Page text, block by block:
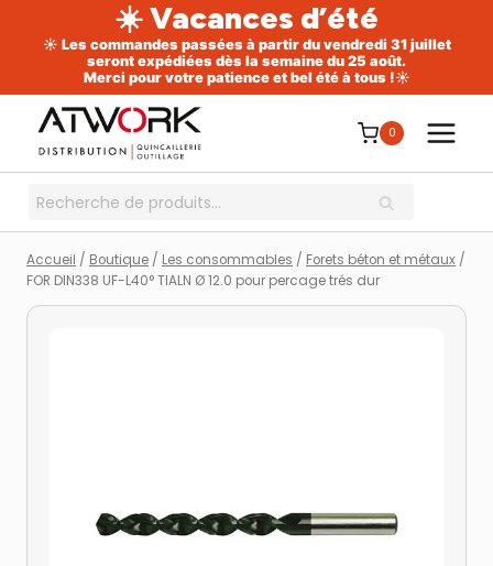
☀️ Vacances d’été
☀️ Les commandes passées à partir du vendredi 31 juillet
seront expédiées dès la semaine du 25 août.
Merci pour votre patience et bel été à tous !☀️
contenu
0
Recherche
RECHERCHE
Accueil / Boutique / Les consommables / Forets béton et métaux /
FOR DIN338 UF-L40° TIALN Ø 12.0 pour percage trés dur